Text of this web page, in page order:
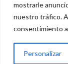
mostrarle
nuestro tráfico.
consentimiento
Personalizar